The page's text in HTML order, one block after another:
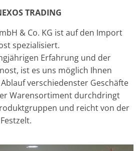
TRADING
& Co. KG ist auf den Import
spezialisiert.
Erfahrung und der
ist es uns möglich Ihnen
verschiedenster Geschäfte
Warensortiment durchdringt
und reicht von der